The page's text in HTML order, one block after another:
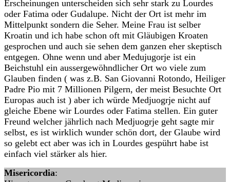
Erscheinungen unterscheiden sich sehr stark zu Lourdes
oder Fatima oder Gudalupe. Nicht der Ort ist mehr im
Mittelpunkt sondern die Seher. Meine Frau ist selber
Kroatin und ich habe schon oft mit Gläubigen Kroaten
gesprochen und auch sie sehen dem ganzen eher skeptisch
entgegen. Ohne wenn und aber Medujugorje ist ein
Beichstuhl ein aussergewöhndlicher Ort wo viele zum
Glauben finden ( was z.B. San Giovanni Rotondo, Heiliger
Padre Pio mit 7 Millionen Pilgern, der meist Besuchte Ort
Europas auch ist ) aber ich würde Medjuogrje nicht auf
gleiche Ebene wir Lourdes oder Fatima stellen. Ein guter
Freund welcher jährlich nach Medjuogrje geht sagte mir
selbst, es ist wirklich wunder schön dort, der Glaube wird
so gelebt ect aber was ich in Lourdes gespührt habe ist
einfach viel stärker als hier.
Misericordia: